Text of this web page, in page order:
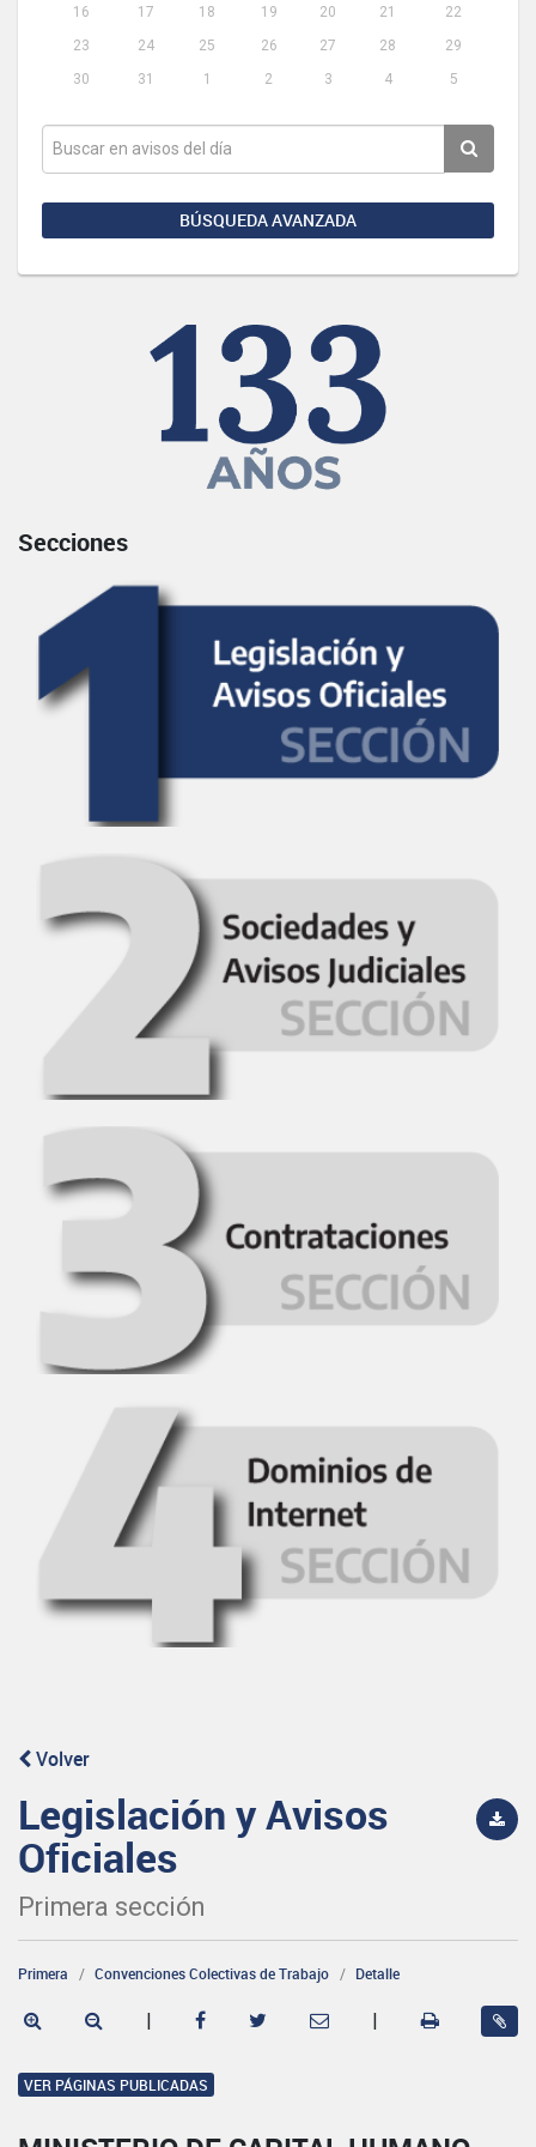
16
17 18 19 20 21
22
23
24 25 26 27 28
29
30
31 1 2 3 4 5
BÚSQUEDA AVANZADA
Secciones
Volver
Legislación y Avisos
Oficiales
Primera sección
Primera Convenciones Colectivas de Trabajo Detalle
| |
VER PÁGINAS PUBLICADAS